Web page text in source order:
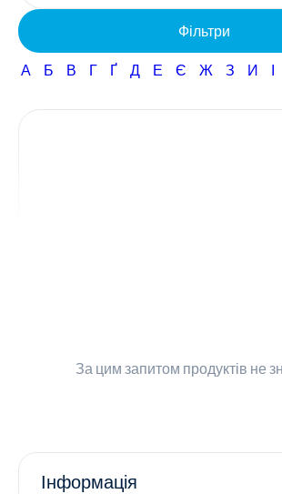
Всі продукти
Кар'єра Фільтри
А Б В Г Ґ Д Е Є Ж З И І
За цим запитом продуктів не
Інформація